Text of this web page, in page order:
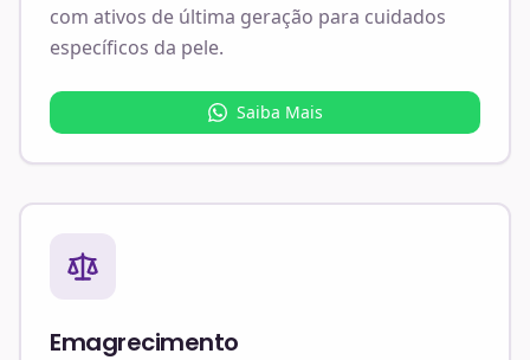
com ativos de última geração para cuidados
específicos da pele.
Saiba Mais
Emagrecimento